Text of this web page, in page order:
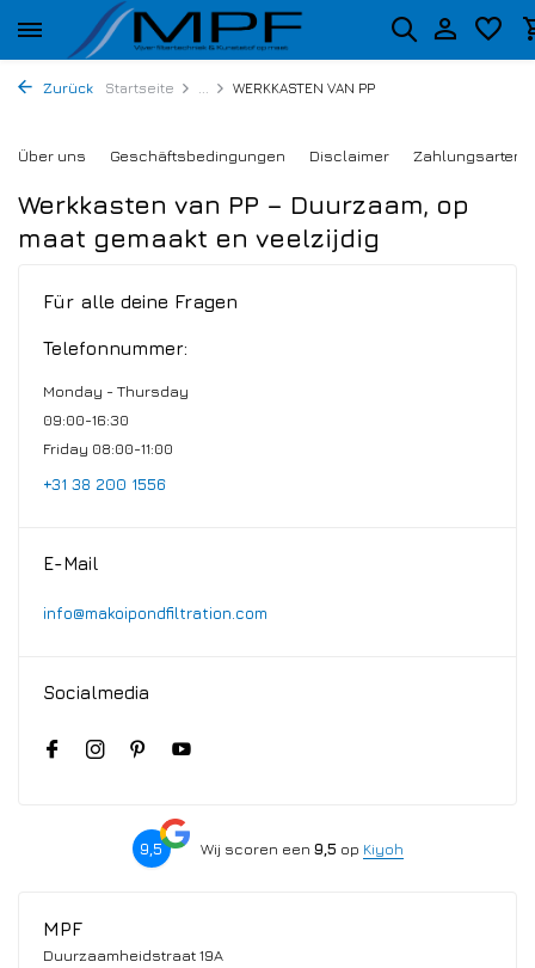
Zurück Startseite ... WERKKASTEN VAN PP
Über uns Geschäftsbedingungen Disclaimer Zahlungsarten
Werkkasten van PP – Duurzaam, op
maat gemaakt en veelzijdig
Für alle deine Fragen
Telefonnummer:
Monday - Thursday
09:00-16:30
Friday 08:00-11:00
+31 38 200 1556
E-Mail
info@makoipondfiltration.com
Socialmedia
9,5 Wij scoren een 9,5 op Kiyoh
MPF
Duurzaamheidstraat 19A